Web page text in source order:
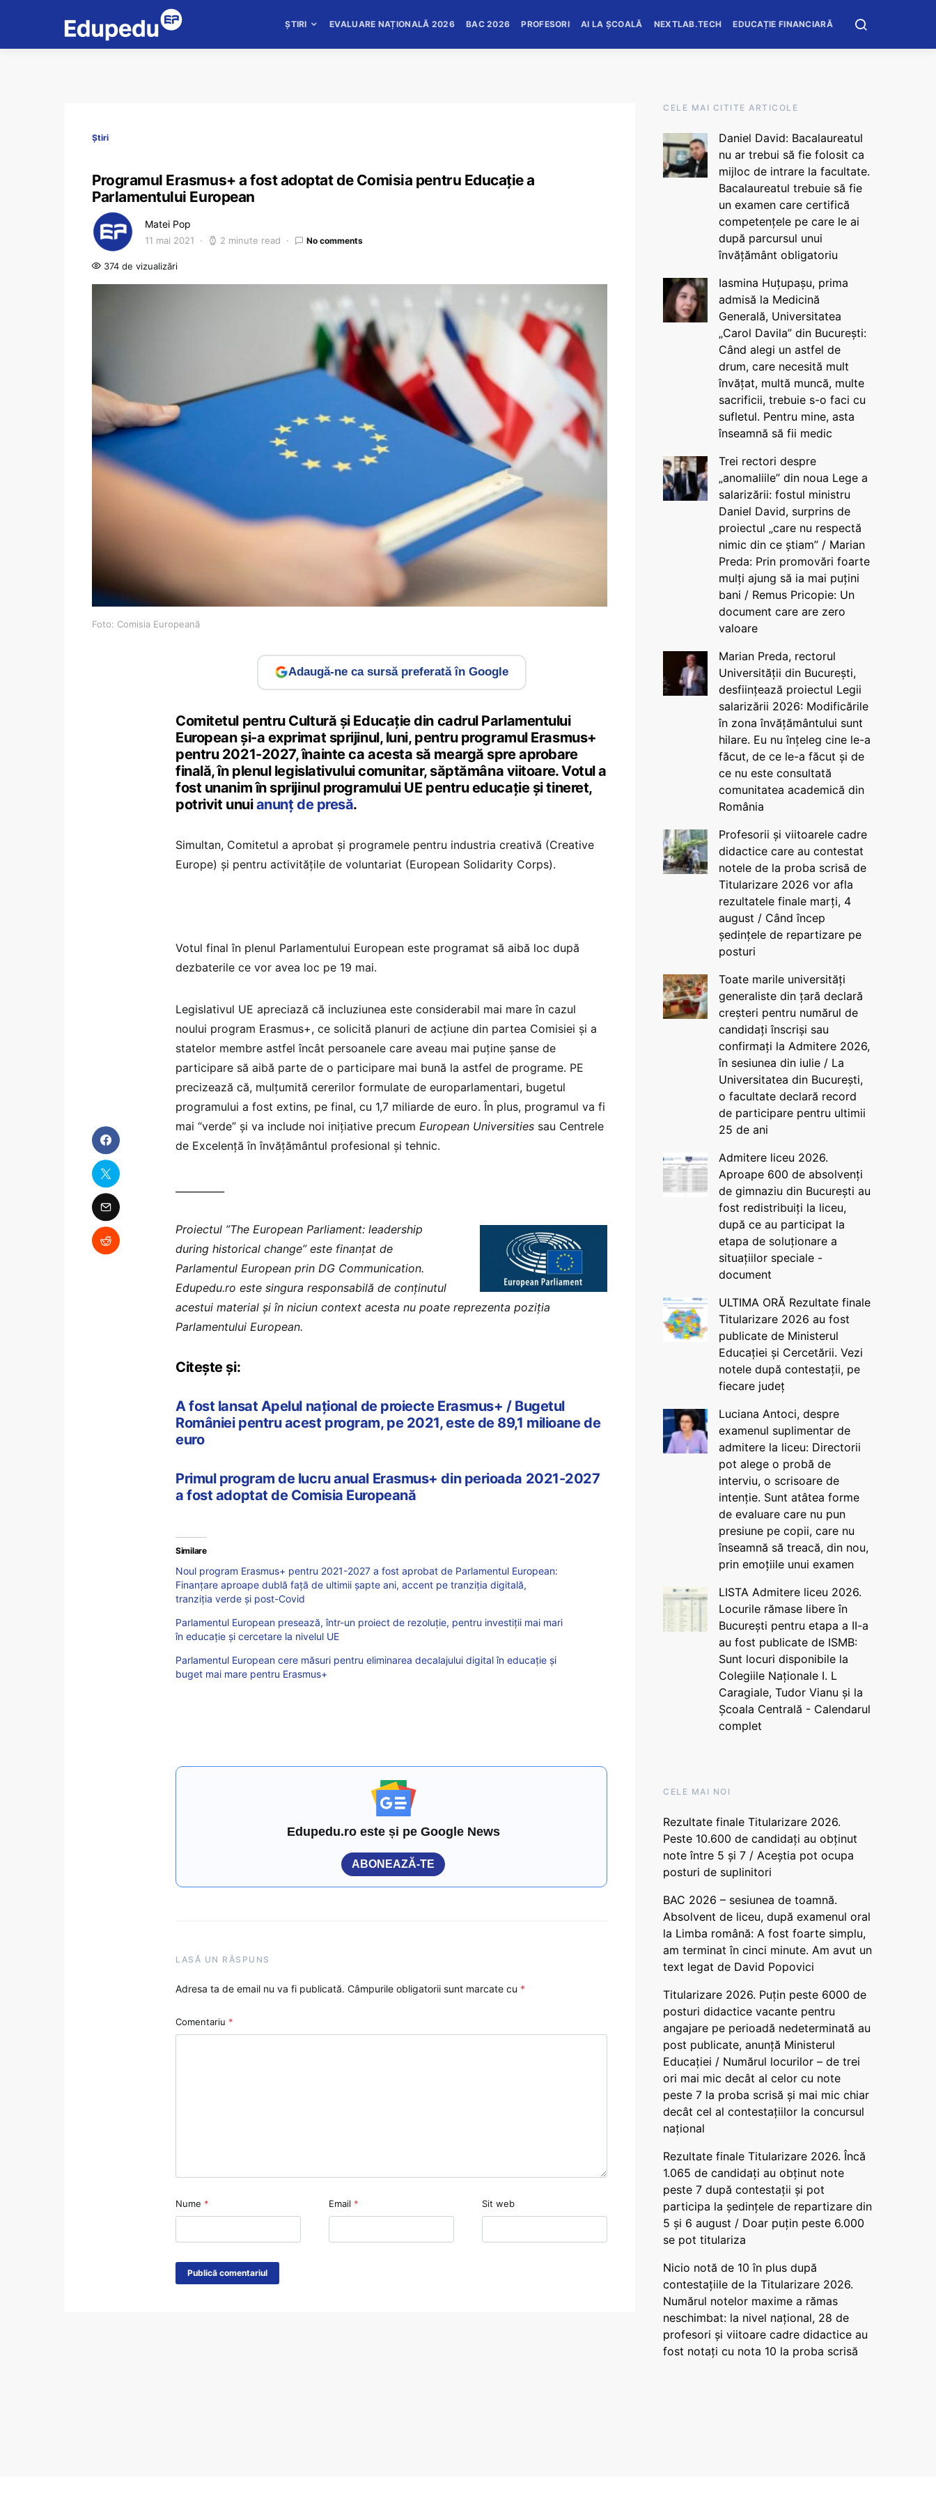
ȘTIRI EVALUARE NAȚIONALĂ 2026 BAC 2026 PROFESORI AI LA ȘCOALĂ NEXTLAB.TECH EDUCAȚIE FINANCIARĂ
Știri
Programul Erasmus+ a fost adoptat de Comisia pentru Educație a
Parlamentului European
Matei Pop
11 mai 2021 2 minute read No comments
374 de vizualizări
Foto: Comisia Europeană
Adaugă-ne ca sursă preferată în Google
Comitetul pentru Cultură și Educație din cadrul Parlamentului
European și-a exprimat sprijinul, luni, pentru programul Erasmus+
pentru 2021-2027, înainte ca acesta să meargă spre aprobare
finală, în plenul legislativului comunitar, săptămâna viitoare. Votul a
fost unanim în sprijinul programului UE pentru educație și tineret,
potrivit unuianunț de presă.
Simultan, Comitetul a aprobat și programele pentru industria creativă (Creative
Europe) și pentru activitățile de voluntariat (European Solidarity Corps).
Votul final în plenul Parlamentului European este programat să aibă loc după
dezbaterile ce vor avea loc pe 19 mai.
Legislativul UE apreciază că incluziunea este considerabil mai mare în cazul
noului program Erasmus+, ce solicită planuri de acțiune din partea Comisiei și a
statelor membre astfel încât persoanele care aveau mai puține șanse de
participare să aibă parte de o participare mai bună la astfel de programe. PE
precizează că, mulțumită cererilor formulate de europarlamentari, bugetul
programului a fost extins, pe final, cu 1,7 miliarde de euro. În plus, programul va fi
mai “verde” și va include noi inițiative precum European Universities sau Centrele
de Excelență în învățământul profesional și tehnic.
Proiectul ”The European Parliament: leadership
during historical change” este finanțat de
Parlamentul European prin DG Communication.
Edupedu.ro este singura responsabilă de conținutul
acestui material și în niciun context acesta nu poate reprezenta poziția
Parlamentului European.
Citește și:
A fost lansat Apelul național de proiecte Erasmus+ / Bugetul
României pentru acest program, pe 2021, este de 89,1 milioane de
euro
Primul program de lucru anual Erasmus+ din perioada 2021-2027
a fost adoptat de Comisia Europeană
Similare
Noul program Erasmus+ pentru 2021-2027 a fost aprobat de Parlamentul European:
Finanțare aproape dublă față de ultimii șapte ani, accent pe tranziția digitală,
tranziția verde și post-Covid
Parlamentul European presează, într-un proiect de rezoluție, pentru investiții mai mari
în educație și cercetare la nivelul UE
Parlamentul European cere măsuri pentru eliminarea decalajului digital în educație și
buget mai mare pentru Erasmus+
Edupedu.ro este și pe Google News
ABONEAZĂ-TE
LASĂ UN RĂSPUNS
Adresa ta de email nu va fi publicată. Câmpurile obligatorii sunt marcate cu *
Comentariu *
Nume * Email * Sit web
CELE MAI CITITE ARTICOLE
Daniel David: Bacalaureatul
nu ar trebui să fie folosit ca
mijloc de intrare la facultate.
Bacalaureatul trebuie să fie
un examen care certifică
competențele pe care le ai
după parcursul unui
învățământ obligatoriu
Iasmina Huțupașu, prima
admisă la Medicină
Generală, Universitatea
„Carol Davila” din București:
Când alegi un astfel de
drum, care necesită mult
învățat, multă muncă, multe
sacrificii, trebuie s-o faci cu
sufletul. Pentru mine, asta
înseamnă să fii medic
Trei rectori despre
„anomaliile” din noua Lege a
salarizării: fostul ministru
Daniel David, surprins de
proiectul „care nu respectă
nimic din ce știam” / Marian
Preda: Prin promovări foarte
mulți ajung să ia mai puțini
bani / Remus Pricopie: Un
document care are zero
valoare
Marian Preda, rectorul
Universității din București,
desființează proiectul Legii
salarizării 2026: Modificările
în zona învățământului sunt
hilare. Eu nu înțeleg cine le-a
făcut, de ce le-a făcut și de
ce nu este consultată
comunitatea academică din
România
Profesorii și viitoarele cadre
didactice care au contestat
notele de la proba scrisă de
Titularizare 2026 vor afla
rezultatele finale marți, 4
august / Când încep
ședințele de repartizare pe
posturi
Toate marile universități
generaliste din țară declară
creșteri pentru numărul de
candidați înscriși sau
confirmați la Admitere 2026,
în sesiunea din iulie / La
Universitatea din București,
o facultate declară record
de participare pentru ultimii
25 de ani
Admitere liceu 2026.
Aproape 600 de absolvenți
de gimnaziu din București au
fost redistribuiți la liceu,
după ce au participat la
etapa de soluționare a
situațiilor speciale -
document
ULTIMA ORĂ Rezultate finale
Titularizare 2026 au fost
publicate de Ministerul
Educației și Cercetării. Vezi
notele după contestații, pe
fiecare județ
Luciana Antoci, despre
examenul suplimentar de
admitere la liceu: Directorii
pot alege o probă de
interviu, o scrisoare de
intenție. Sunt atâtea forme
de evaluare care nu pun
presiune pe copii, care nu
înseamnă să treacă, din nou,
prin emoțiile unui examen
LISTA Admitere liceu 2026.
Locurile rămase libere în
București pentru etapa a II-a
au fost publicate de ISMB:
Sunt locuri disponibile la
Colegiile Naționale I. L
Caragiale, Tudor Vianu și la
Școala Centrală - Calendarul
complet
CELE MAI NOI
Rezultate finale Titularizare 2026.
Peste 10.600 de candidați au obținut
note între 5 și 7 / Aceștia pot ocupa
posturi de suplinitori
BAC 2026 – sesiunea de toamnă.
Absolvent de liceu, după examenul oral
la Limba română: A fost foarte simplu,
am terminat în cinci minute. Am avut un
text legat de David Popovici
Titularizare 2026. Puțin peste 6000 de
posturi didactice vacante pentru
angajare pe perioadă nedeterminată au
post publicate, anunță Ministerul
Educației / Numărul locurilor – de trei
ori mai mic decât al celor cu note
peste 7 la proba scrisă și mai mic chiar
decât cel al contestațiilor la concursul
național
Rezultate finale Titularizare 2026. Încă
1.065 de candidați au obținut note
peste 7 după contestații și pot
participa la ședințele de repartizare din
5 și 6 august / Doar puțin peste 6.000
se pot titulariza
Nicio notă de 10 în plus după
contestațiile de la Titularizare 2026.
Numărul notelor maxime a rămas
neschimbat: la nivel național, 28 de
profesori și viitoare cadre didactice au
fost notați cu nota 10 la proba scrisă